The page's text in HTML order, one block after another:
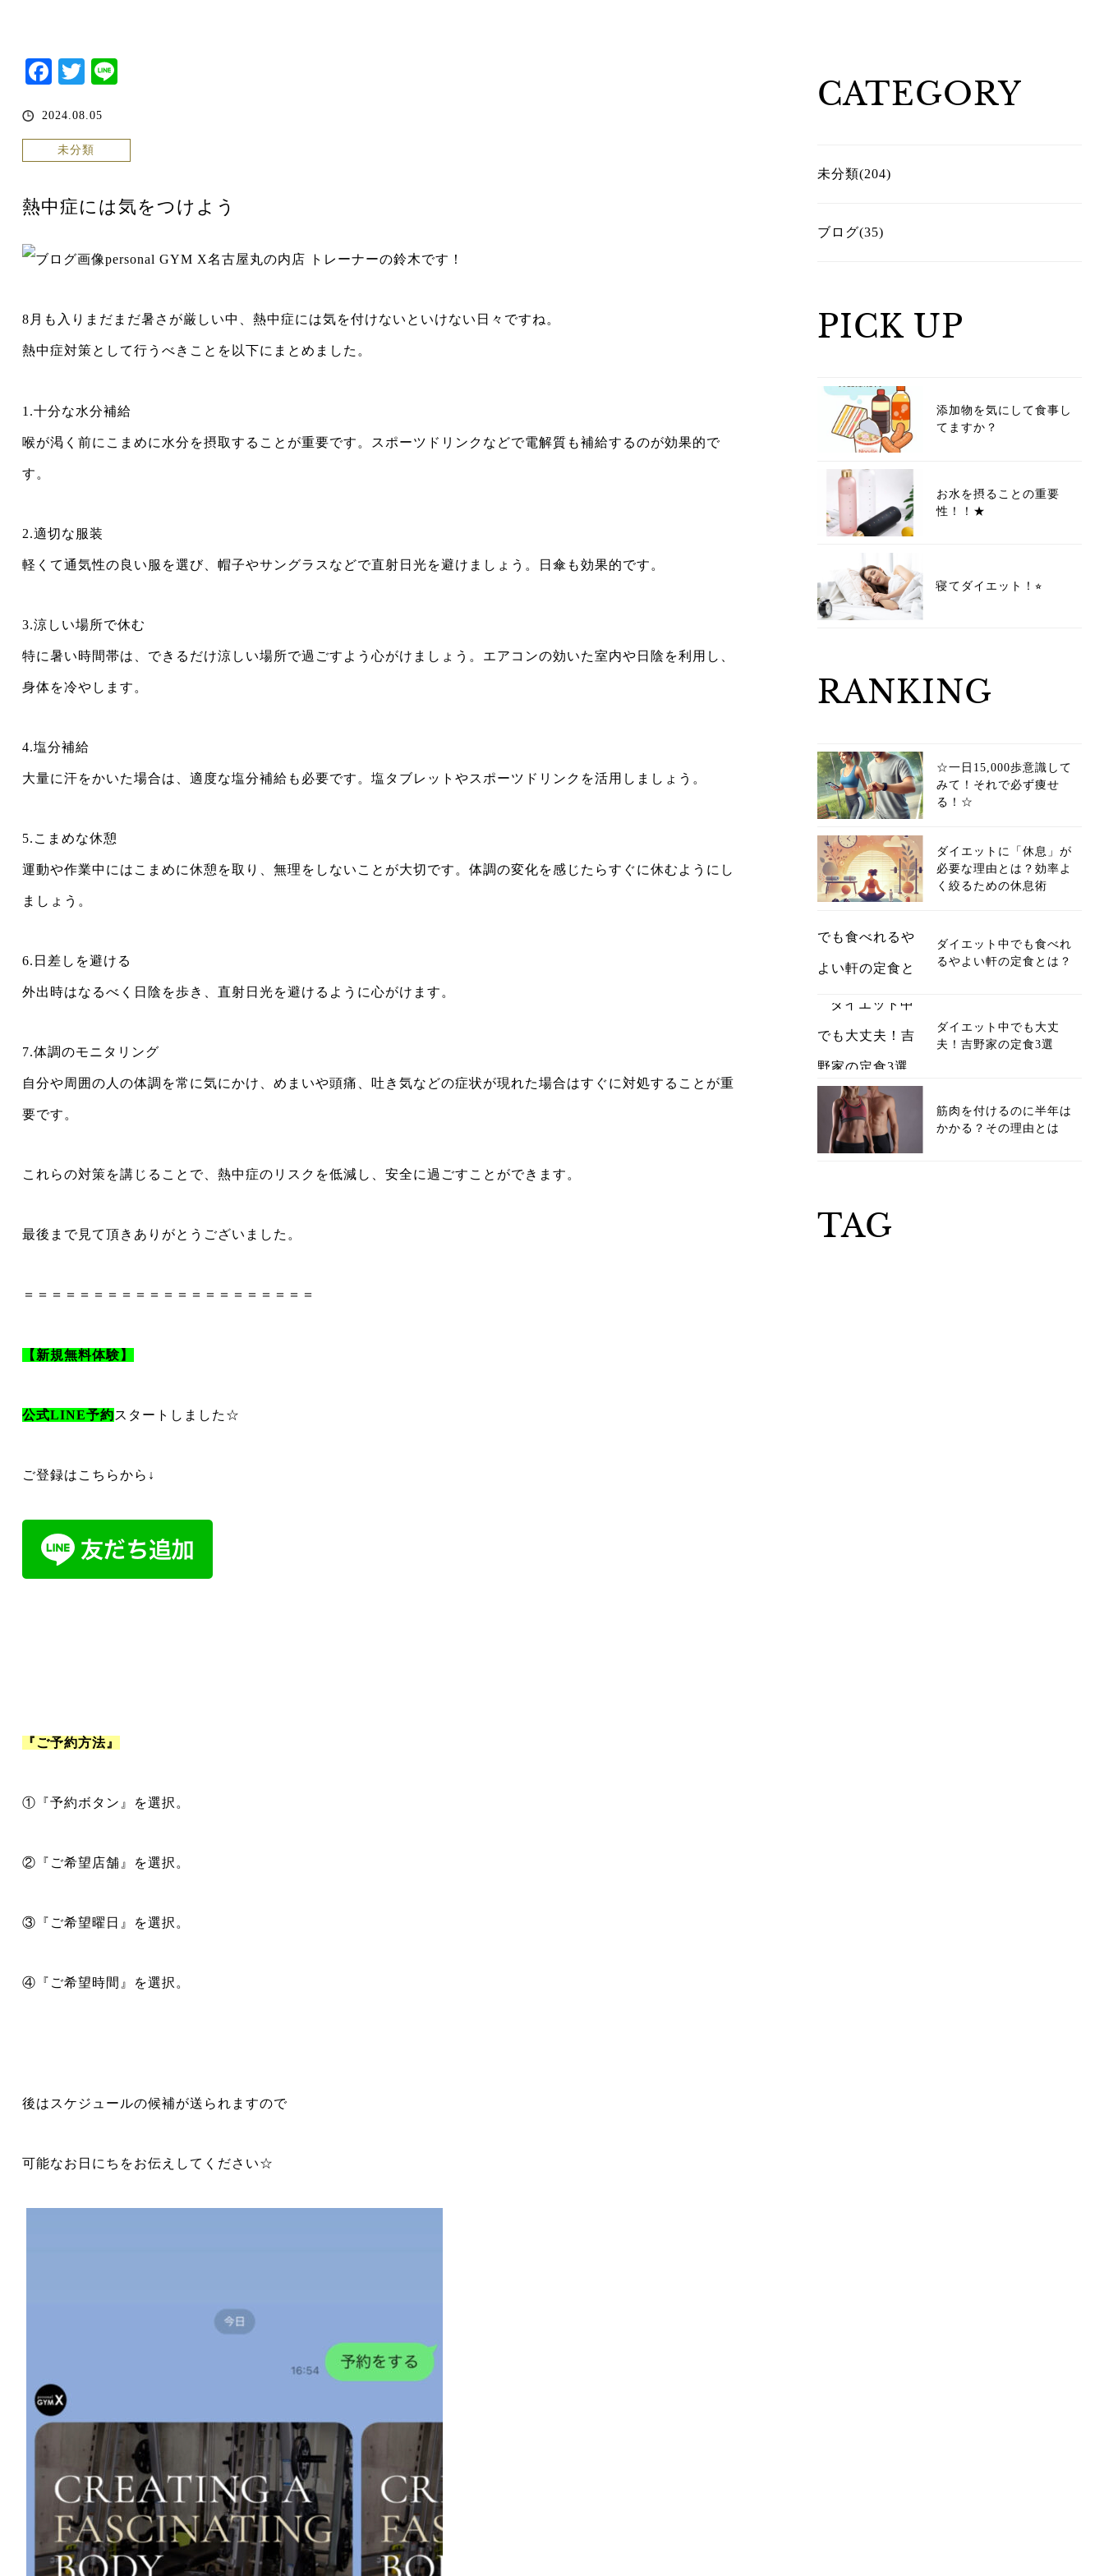
Facebook
Twitter
2024.08.05
未分類
熱中症には気をつけよう
personal GYM X名古屋丸の内店 トレーナーの鈴木です！
8月も入りまだまだ暑さが厳しい中、熱中症には気を付けないといけない日々ですね。
熱中症対策として行うべきことを以下にまとめました。
1.十分な水分補給
喉が渇く前にこまめに水分を摂取することが重要です。スポーツドリンクなどで電解質も補給するのが効果的で
す。
2.適切な服装
軽くて通気性の良い服を選び、帽子やサングラスなどで直射日光を避けましょう。日傘も効果的です。
3.涼しい場所で休む
特に暑い時間帯は、できるだけ涼しい場所で過ごすよう心がけましょう。エアコンの効いた室内や日陰を利用し、
身体を冷やします。
4.塩分補給
大量に汗をかいた場合は、適度な塩分補給も必要です。塩タブレットやスポーツドリンクを活用しましょう。
5.こまめな休憩
運動や作業中にはこまめに休憩を取り、無理をしないことが大切です。体調の変化を感じたらすぐに休むようにし
ましょう。
6.日差しを避ける
外出時はなるべく日陰を歩き、直射日光を避けるように心がけます。
7.体調のモニタリング
自分や周囲の人の体調を常に気にかけ、めまいや頭痛、吐き気などの症状が現れた場合はすぐに対処することが重
要です。
これらの対策を講じることで、熱中症のリスクを低減し、安全に過ごすことができます。
最後まで見て頂きありがとうございました。
＝＝＝＝＝＝＝＝＝＝＝＝＝＝＝＝＝＝＝＝＝
【新規無料体験】
公式LINE予約スタートしました☆
ご登録はこちらから↓
『ご予約方法』
①『予約ボタン』を選択。
②『ご希望店舗』を選択。
③『ご希望曜日』を選択。
④『ご希望時間』を選択。
後はスケジュールの候補が送られますので
可能なお日にちをお伝えしてください☆
CATEGORY
未分類(204)
ブログ(35)
PICK UP
添加物を気にして食事し
てますか？
お水を摂ることの重要
性！！★
寝てダイエット！⭐︎
RANKING
☆一日15,000歩意識して
みて！それで必ず痩せ
る！☆
ダイエットに「休息」が
必要な理由とは？効率よ
く絞るための休息術
ダイエット中でも食べれ
るやよい軒の定食とは？
ダイエット中でも大丈
夫！吉野家の定食3選
筋肉を付けるのに半年は
かかる？その理由とは
TAG